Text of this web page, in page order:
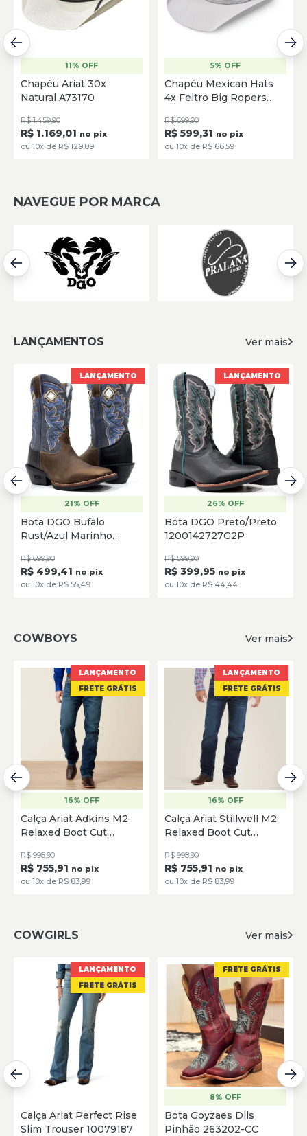
11% OFF
Chapéu Ariat 30x
Natural A73170
R$ 1.459,90
R$ 1.169,01 no pix
ou 10x de R$ 129,89
5% OFF
Chapéu Mexican Hats
4x Feltro Big Ropers
R$ 699,90
R$ 599,31 no pix
ou 10x de R$ 66,59
NAVEGUE POR MARCA
LANÇAMENTOS Ver mais
LANÇAMENTO
21% OFF
Bota DGO Bufalo
Rust/Azul Marinho
R$ 699,90
R$ 499,41 no pix
ou 10x de R$ 55,49
LANÇAMENTO
26% OFF
Bota DGO Preto/Preto
1200142727G2P
R$ 599,90
R$ 399,95 no pix
ou 10x de R$ 44,44
COWBOYS Ver mais
LANÇAMENTO
FRETE GRÁTIS
16% OFF
Calça Ariat Adkins M2
Relaxed Boot Cut
R$ 998,90
R$ 755,91 no pix
ou 10x de R$ 83,99
LANÇAMENTO
FRETE GRÁTIS
16% OFF
Calça Ariat Stillwell M2
Relaxed Boot Cut
R$ 998,90
R$ 755,91 no pix
ou 10x de R$ 83,99
COWGIRLS Ver mais
LANÇAMENTO
FRETE GRÁTIS
Calça Ariat Perfect Rise
Slim Trouser 10079187
FRETE GRÁTIS
8% OFF
Bota Goyzaes Dlls
Pinhão 263202-CC